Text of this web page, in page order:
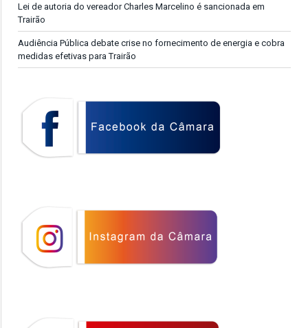
Lei de autoria do vereador Charles Marcelino é sancionada em
Trairão
Audiência Pública debate crise no fornecimento de energia e cobra
medidas efetivas para Trairão